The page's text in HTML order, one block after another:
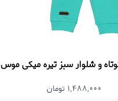
و شلوار سبز تیره میکی موس
1,488,000 تومان